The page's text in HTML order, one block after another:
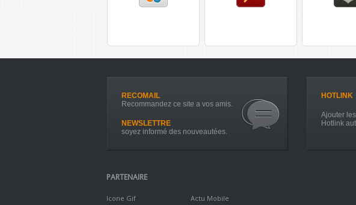
RECOMAIL
Recommandez ce site a vos amis.
NEWSLETTRE
soyez informé des nouveautées.
HOTLINK
Ajouter
Hotlink
PARTENAIRE
Icone Gif
Actu Mobile